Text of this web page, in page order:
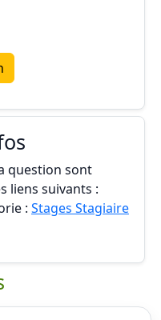
question sont
liens suivants :
: Stages Stagiaire